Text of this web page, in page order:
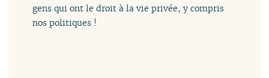
gens qui ont le droit à la vie privée, y compris
nos politiques !